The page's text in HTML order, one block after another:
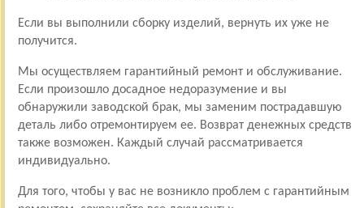
Если вы выполнили сборку изделий, вернуть их уже не
получится.
Мы осуществляем гарантийный ремонт и обслуживание.
Если произошло досадное недоразумение и вы
обнаружили заводской брак, мы заменим пострадавшую
деталь либо отремонтируем ее. Возврат денежных средств
также возможен. Каждый случай рассматривается
индивидуально.
Для того, чтобы у вас не возникло проблем с гарантийным